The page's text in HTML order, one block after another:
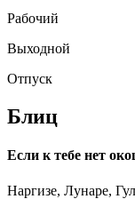
Рабочий
Выходной
Отпуск
Блиц
Если к тебе нет
Наргизе, Лунаре,